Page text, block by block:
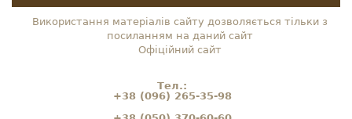
Використання матеріалів сайту дозволяється тільки з
посиланням на даний сайт
Офіційний сайт
Тел.:
+38 (096) 265-35-98